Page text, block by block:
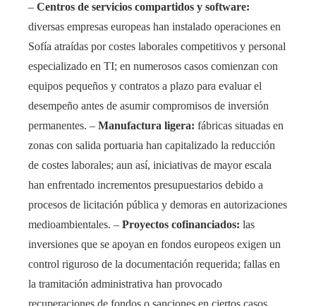
– Centros de servicios compartidos y software:
diversas empresas europeas han instalado operaciones en
Sofía atraídas por costes laborales competitivos y personal
especializado en TI; en numerosos casos comienzan con
equipos pequeños y contratos a plazo para evaluar el
desempeño antes de asumir compromisos de inversión
permanentes. – Manufactura ligera: fábricas situadas en
zonas con salida portuaria han capitalizado la reducción
de costes laborales; aun así, iniciativas de mayor escala
han enfrentado incrementos presupuestarios debido a
procesos de licitación pública y demoras en autorizaciones
medioambientales. – Proyectos cofinanciados: las
inversiones que se apoyan en fondos europeos exigen un
control riguroso de la documentación requerida; fallas en
la tramitación administrativa han provocado